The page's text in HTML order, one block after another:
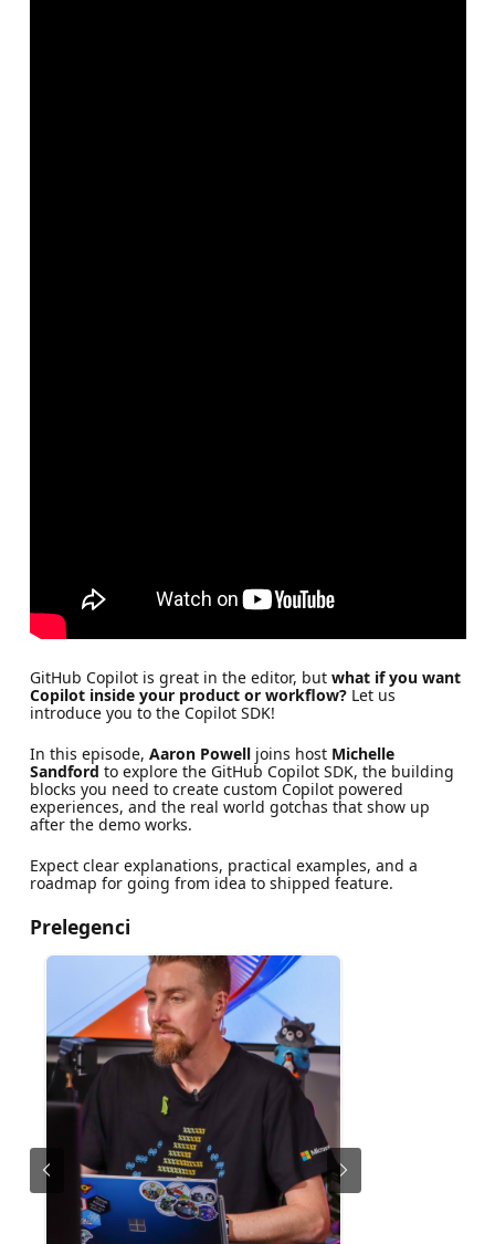
GitHub Copilot is great in the editor, but what if you want
Copilot inside your product or workflow?Let us
introduce you to the Copilot SDK!
In this episode, Aaron Powelljoins host Michelle
Sandford to explore the GitHub Copilot SDK, the building
blocks you need to create custom Copilot powered
experiences, and the real world gotchas that show up
after the demo works.
Expect clear explanations, practical examples, and a
roadmap for going from idea to shipped feature.
Prelegenci